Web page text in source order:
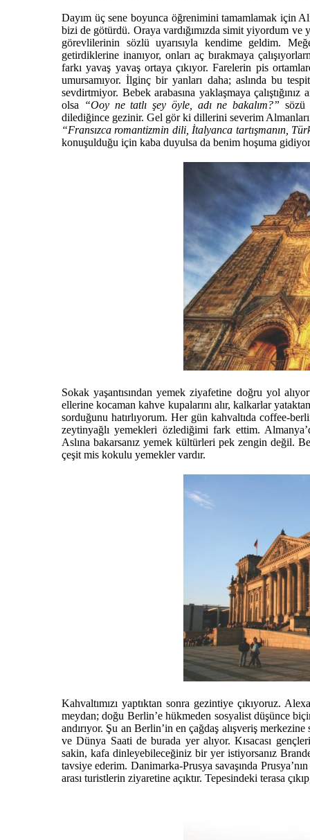
Dayım üç sene boyunca öğrenimini tamamlamak için
bizi de götürdü. Oraya vardığımızda simit yiyordum
görevlilerinin sözlü uyarısıyla kendime geldim.
getirdiklerine inanıyor, onları aç bırakmaya
farkı yavaş yavaş ortaya çıkıyor. Farelerin pis
umursamıyor. İlginç bir yanları daha; aslında bu
sevdirtmiyor. Bebek arabasına yaklaşmaya
olsa
“Ooy ne tatlı şey öyle, adı ne bakalım?”sözü
dilediğince gezinir. Gel gör ki dillerini severim
“Fransızca romantizmin dili, İtalyanca tartışmanın,
konuşulduğu için kaba duyulsa da benim hoşuma
Sokak yaşantısından yemek ziyafetine doğru yol
ellerine kocaman kahve kupalarını alır, kalkarlar
sorduğunu hatırlıyorum. Her gün kahvaltıda coffee-
zeytinyağlı yemekleri özlediğimi fark ettim.
Aslına bakarsanız yemek kültürleri pek zengin değil.
çeşit mis kokulu yemekler vardır.
Kahvaltımızı yaptıktan sonra gezintiye çıkıyoruz.
meydan; doğu Berlin’e hükmeden sosyalist düşünce
andırıyor. Şu an Berlin’in en çağdaş alışveriş
ve Dünya Saati de burada yer alıyor. Kısacası
sakin, kafa dinleyebileceğiniz bir yer istiyorsanız
tavsiye ederim. Danimarka-Prusya savaşında
arası turistlerin ziyaretine açıktır. Tepesindeki terasa